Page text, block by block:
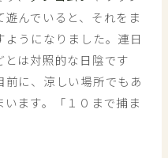
んでいると、それをま
うになりました。連日
は対照的な日陰です
に、涼しい場所でもあ
ます。「１０まで捕ま